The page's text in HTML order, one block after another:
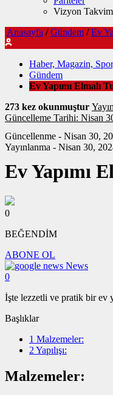
Vizyon
Anasayfa / Gündem / Ev
Haber, Magazin,
Gündem
Ev Yapımı Elmalı
273 kez okunmuştur
Güncelleme Tarihi: Nisan
Güncellenme - Nisan 30,
Yayınlanma - Nisan 30,
Ev Yapımı
0
BEĞENDİM
ABONE OL
News
0
İşte lezzetli ve pratik bir ev
Başlıklar
1 Malzemeler:
2Yapılışı:
Malzemeler: